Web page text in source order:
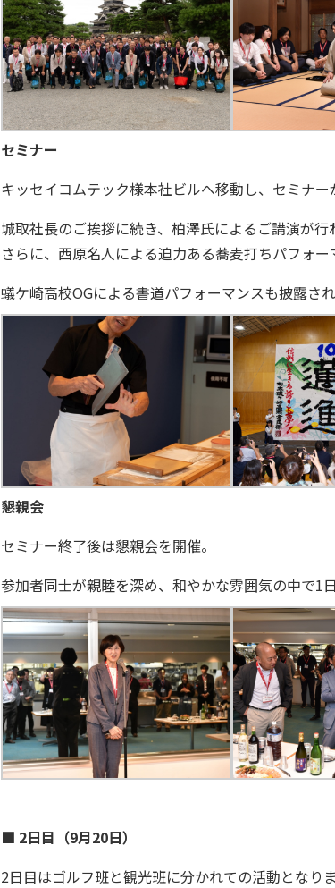
セミナー
キッセイコムテック様本社ビルへ移動し、セミナー
城取社長のご挨拶に続き、柏澤氏によるご講演が行
さらに、西原名人による迫力ある蕎麦打ちパフォー
蟻ケ崎高校OGによる書道パフォーマンスも披露さ
懇親会
セミナー終了後は懇親会を開催。
参加者同士が親睦を深め、和やかな雰囲気の中で1
■ 2日目（9月20日）
2日目はゴルフ班と観光班に分かれての活動となりま